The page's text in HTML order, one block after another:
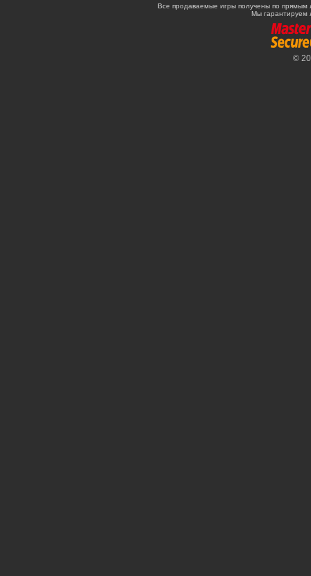
Все продаваемые игры получены по
Мы гарантируем
©